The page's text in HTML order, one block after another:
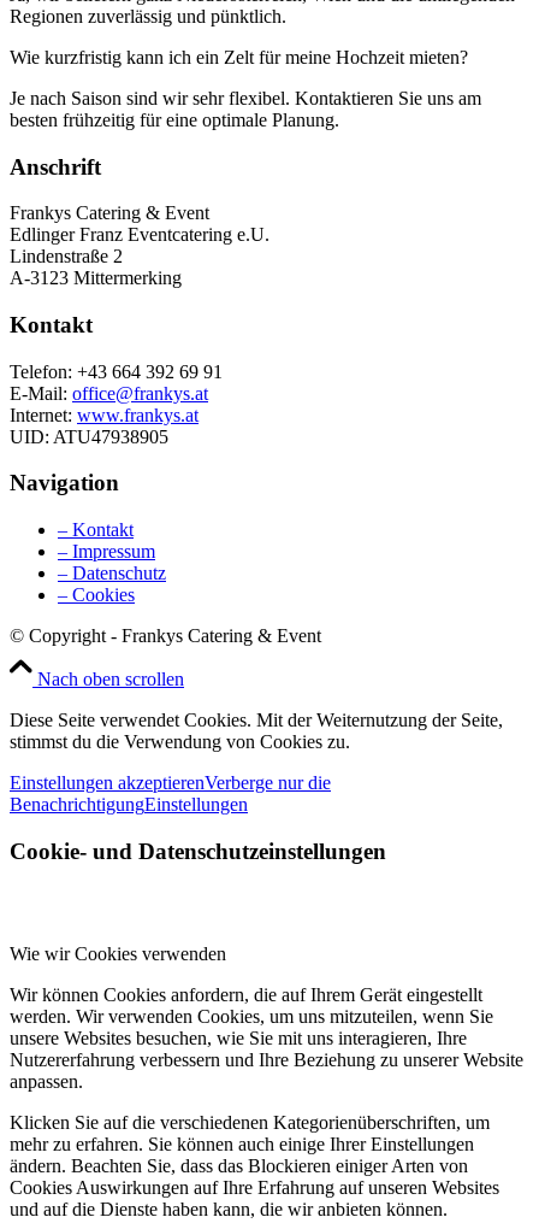
Regionen zuverlässig und pünktlich.
Wie kurzfristig kann ich ein Zelt für meine Hochzeit mieten?
Je nach Saison sind wir sehr flexibel. Kontaktieren Sie uns am
besten frühzeitig für eine optimale Planung.
Anschrift
Frankys Catering & Event
Edlinger Franz Eventcatering e.U.
Lindenstraße 2
A-3123 Mittermerking
Kontakt
Telefon: +43 664 392 69 91
E-Mail: office@frankys.at
Internet: www.frankys.at
UID: ATU47938905
Navigation
– Kontakt
– Impressum
– Datenschutz
– Cookies
© Copyright - Frankys Catering & Event
Nach oben scrollen
Diese Seite verwendet Cookies. Mit der Weiternutzung der Seite,
stimmst du die Verwendung von Cookies zu.
Einstellungen akzeptierenVerberge nur die
BenachrichtigungEinstellungen
Cookie- und Datenschutzeinstellungen
Wie wir Cookies verwenden
Wir können Cookies anfordern, die auf Ihrem Gerät eingestellt
werden. Wir verwenden Cookies, um uns mitzuteilen, wenn Sie
unsere Websites besuchen, wie Sie mit uns interagieren, Ihre
Nutzererfahrung verbessern und Ihre Beziehung zu unserer Website
anpassen.
Klicken Sie auf die verschiedenen Kategorienüberschriften, um
mehr zu erfahren. Sie können auch einige Ihrer Einstellungen
ändern. Beachten Sie, dass das Blockieren einiger Arten von
Cookies Auswirkungen auf Ihre Erfahrung auf unseren Websites
und auf die Dienste haben kann, die wir anbieten können.